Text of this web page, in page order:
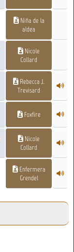
Niña de la
aldea
Nicole
Collard
Rebecca J.
Trevisard
Foxfire
Nicole
Collard
Enfermera
Grendel